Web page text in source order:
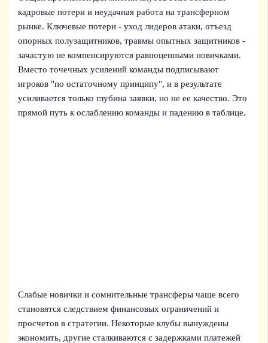
кадровые потери и неудачная работа на трансферном
рынке. Ключевые потери - уход лидеров атаки, отъезд
опорных полузащитников, травмы опытных защитников -
зачастую не компенсируются равноценными новичками.
Вместо точечных усилений команды подписывают
игроков "по остаточному принципу", и в результате
усиливается только глубина заявки, но не ее качество. Это
прямой путь к ослаблению команды и падению в таблице.
Слабые новички и сомнительные трансферы чаще всего
становятся следствием финансовых ограничений и
просчетов в стратегии. Некоторые клубы вынуждены
экономить, другие сталкиваются с задержками платежей